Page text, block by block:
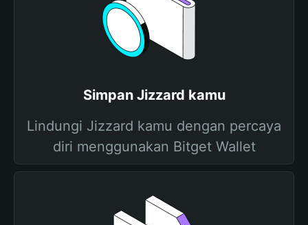
Simpan Jizzard kamu
Lindungi Jizzard kamu dengan percaya
diri menggunakan Bitget Wallet